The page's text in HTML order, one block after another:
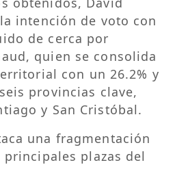
intención de voto con
de cerca por
quien se consolida
con un 26.2% y
provincias clave,
y San Cristóbal.
una fragmentación
plazas del